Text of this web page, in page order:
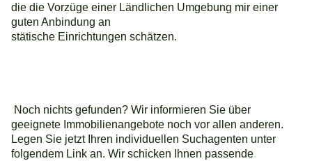
die die Vorzüge einer Ländlichen Umgebung mir einer
guten Anbindung an
stätische Einrichtungen schätzen.
Noch nichts gefunden? Wir informieren Sie über
geeignete Immobilienangebote noch vor allen anderen.
Legen Sie jetzt Ihren individuellen Suchagenten unter
folgendem Link an. Wir schicken Ihnen passende